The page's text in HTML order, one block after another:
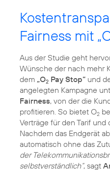
Fairness mit
Aus der Studie geht
Wünsche der nach mehr
dem „O2 Pay Stop“ und
angelegten Kampagne
Fairness, von der die
profitieren. So bietet O2
Verträge für den Tarif
Nachdem das Endgerät
automatisch ohne das
der
selbstverständlich“, sagt